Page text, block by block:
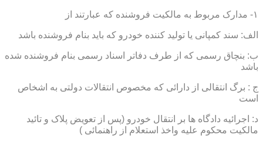
۱- مدارک مربوط به مالکیت فروشنده که عبارتند از
الف: سند کمپانی یا تولید کننده خودرو که باید بنام فروشنده باشد
ب: بنچاق رسمی که از طرف دفاتر اسناد رسمی بنام فروشنده شده
باشد
ج : برگ انتقالی از دارائی که مخصوص انتقالات دولتی به اشخاص
است
د: اجرائیه دادگاه ها بر انتقال خودرو (پس از تعویض پلاک و تائید
مالکیت محکوم علیه واخذ استعلام از راهنمائی )